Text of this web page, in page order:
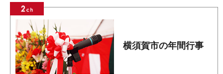
横須賀市の年間行事